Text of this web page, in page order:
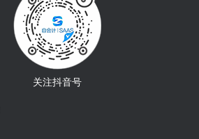
关注抖音号